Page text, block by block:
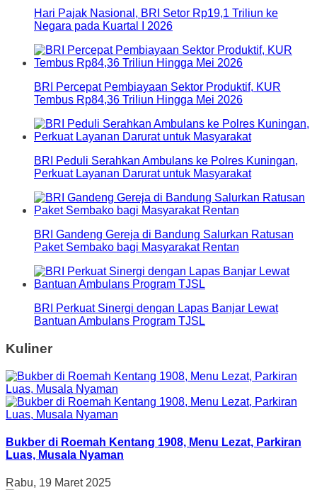
Hari Pajak Nasional, BRI Setor Rp19,1 Triliun ke
Negara pada Kuartal I 2026
BRI Percepat Pembiayaan Sektor Produktif, KUR
Tembus Rp84,36 Triliun Hingga Mei 2026
BRI Peduli Serahkan Ambulans ke Polres Kuningan,
Perkuat Layanan Darurat untuk Masyarakat
BRI Gandeng Gereja di Bandung Salurkan Ratusan
Paket Sembako bagi Masyarakat Rentan
BRI Perkuat Sinergi dengan Lapas Banjar Lewat
Bantuan Ambulans Program TJSL
Kuliner
Bukber di Roemah Kentang 1908, Menu Lezat, Parkiran
Luas, Musala Nyaman
Rabu, 19 Maret 2025